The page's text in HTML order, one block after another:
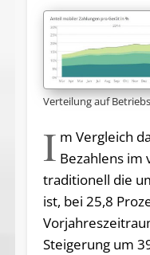
Verteilung auf
I m Vergleich
Bezahlens im
traditionell die
ist, bei 25,8
Steigerung um